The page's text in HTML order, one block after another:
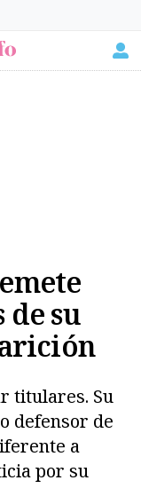
su
titulares. Su
defensor de
a
por su